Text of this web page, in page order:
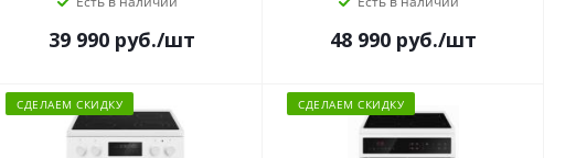
39 990 руб./шт 48 990 руб./шт
СДЕЛАЕМ СКИДКУ СДЕЛАЕМ СКИДКУ